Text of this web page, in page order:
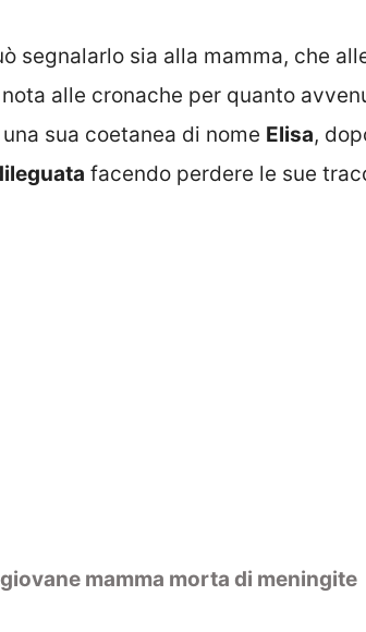
segnalarlo sia alla mamma, che
alle cronache per quanto
sua coetanea di nome Elisa,
facendo perdere le sue
mamma morta di meningite